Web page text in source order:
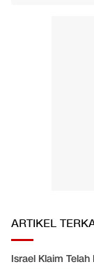
ARTIKEL
Israel Klaim